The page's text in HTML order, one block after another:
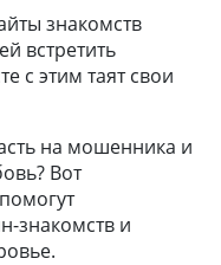
знакомств
встретить
с этим таят свои
на мошенника и
Вот
знакомств и